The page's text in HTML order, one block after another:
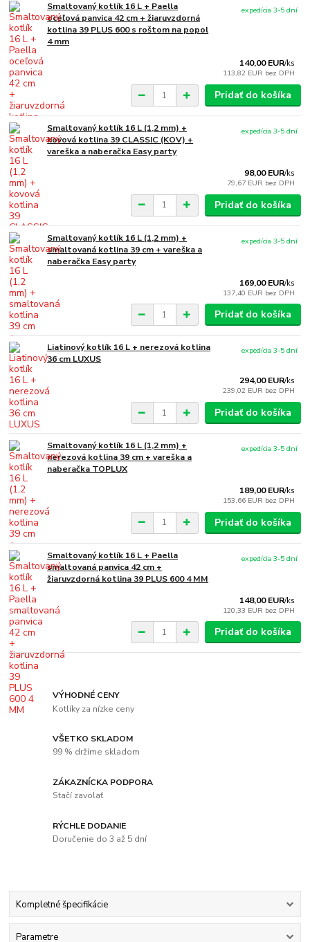
Smaltovaný kotlík 16 L + Paella
oceľová panvica 42 cm + žiaruvzdorná
kotlina 39 PLUS 600 s roštom na popol
4 mm
140,00 EUR/ks
113,82 EUR bez DPH
expedícia 3-5 dní
Pridať do košíka
Smaltovaný kotlík 16 L (1,2 mm) +
kovová kotlina 39 CLASSIC (KOV) +
vareška a naberačka Easy party
98,00 EUR/ks
79,67 EUR bez DPH
expedícia 3-5 dní
Pridať do košíka
Smaltovaný kotlík 16 L (1,2 mm) +
smaltovaná kotlina 39 cm + vareška a
naberačka Easy party
169,00 EUR/ks
137,40 EUR bez DPH
expedícia 3-5 dní
Pridať do košíka
Liatinový kotlík 16 L + nerezová kotlina
36 cm LUXUS
294,00 EUR/ks
239,02 EUR bez DPH
expedícia 3-5 dní
Pridať do košíka
Smaltovaný kotlík 16 L (1,2 mm) +
nerezová kotlina 39 cm + vareška a
naberačka TOPLUX
189,00 EUR/ks
153,66 EUR bez DPH
expedícia 3-5 dní
Pridať do košíka
Smaltovaný kotlík 16 L + Paella
smaltovaná panvica 42 cm +
žiaruvzdorná kotlina 39 PLUS 600 4 MM
148,00 EUR/ks
120,33 EUR bez DPH
expedícia 3-5 dní
Pridať do košíka
VÝHODNÉ CENY
Kotlíky za nízke ceny
VŠETKO SKLADOM
99 % držíme skladom
ZÁKAZNÍCKA PODPORA
Stačí zavolať
RÝCHLE DODANIE
Doručenie do 3 až 5 dní
Kompletné špecifikácie
Parametre